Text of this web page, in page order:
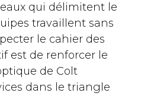
qui délimitent le
travaillent sans
le cahier des
est de renforcer le
de Colt
dans le triangle